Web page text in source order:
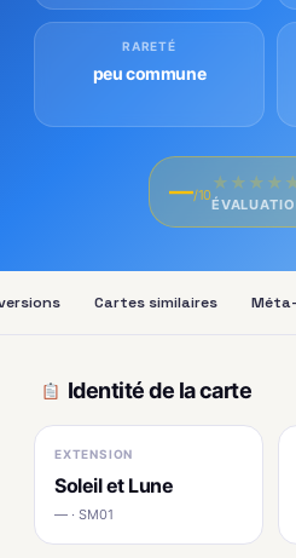
RARETÉ
peu commune
—/10
★ ★ ★ ★
Cartes similaires
Identité de la carte
EXTENSION
Soleil et Lune
— · SM01